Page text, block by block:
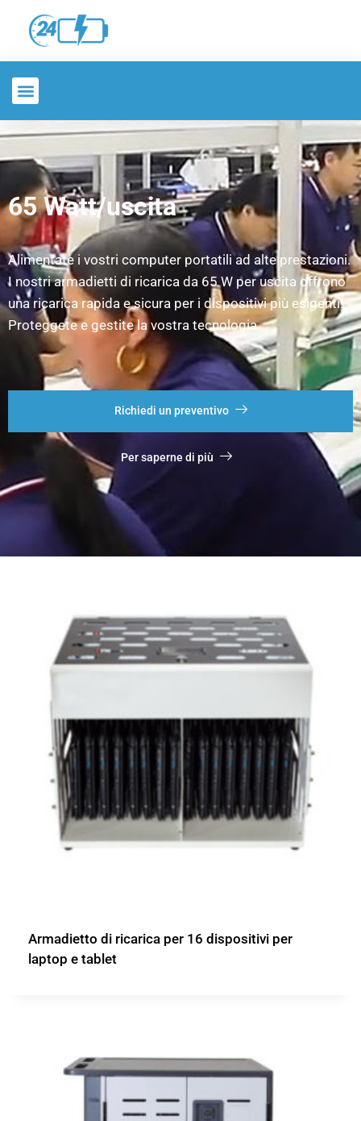
65 Watt/uscita
Alimentate i vostri computer portatili ad alte prestazioni.
I nostri armadietti di ricarica da 65 W per uscita offrono
una ricarica rapida e sicura per i dispositivi più esigenti.
Proteggete e gestite la vostra tecnologia.
Richiedi un preventivo
Per saperne di più
Armadietto di ricarica per 16 dispositivi per
laptop e tablet